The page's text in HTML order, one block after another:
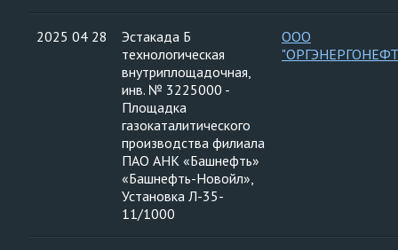
2025 04 28
Эстакада Б
технологическая
внутриплощадочная,
инв. № 3225000 -
Площадка
газокаталитического
производства филиала
ПАО АНК «Башнефть»
«Башнефть-Новойл»,
Установка Л-35-
11/1000
ООО